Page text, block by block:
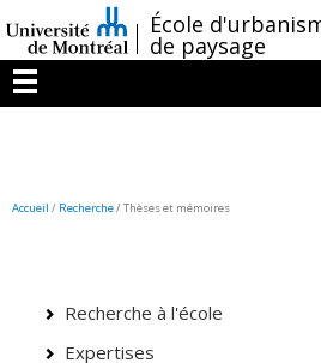
au
contenu
/École
de paysage
Menu
Accueil / Recherche/Thèses et mémoires
Recherche à l'école
Expertises